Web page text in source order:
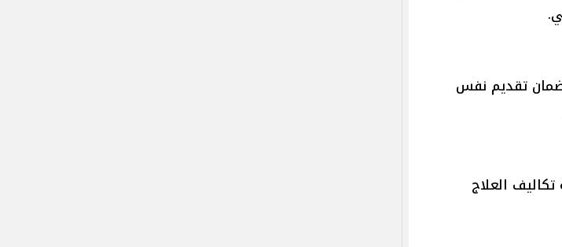
تقديم نفس
العلاج